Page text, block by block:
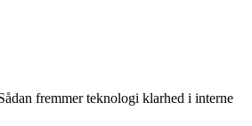
fremmer teknologi klarhed i interne